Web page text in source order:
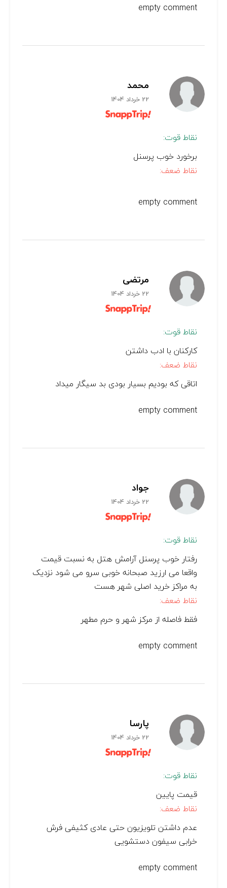
empty comment
محمد
22 خرداد 1404
نقاط قوت:
برخورد خوب پرسنل
نقاط ضعف:
empty comment
مرتضی
22 خرداد 1404
نقاط قوت:
کارکنان با ادب داشتن
نقاط ضعف:
اتاقی که بودیم بسیار بودی بد سیگار میداد
empty comment
جواد
22 خرداد 1404
نقاط قوت:
رفتار خوب پرسنل آرامش هتل به نسبت قیمت
واقعا می ارزید صبحانه خوبی سرو می شود نزدیک
به مراکز خرید اصلی شهر هست
نقاط ضعف:
فقط فاصله از مرکز شهر و حرم مطهر
empty comment
پارسا
22 خرداد 1404
نقاط قوت:
قیمت پایین
نقاط ضعف:
عدم داشتن تلویزیون حتی عادی کثیفی فرش
خرابی سیفون دستشویی
empty comment